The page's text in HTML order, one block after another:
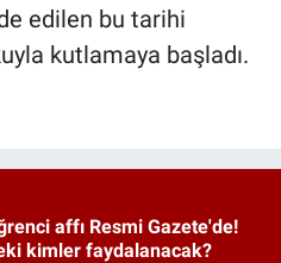
edilen bu tarihi
kutlamaya başladı.
affı Resmi Gazete'de!
kimler faydalanacak?